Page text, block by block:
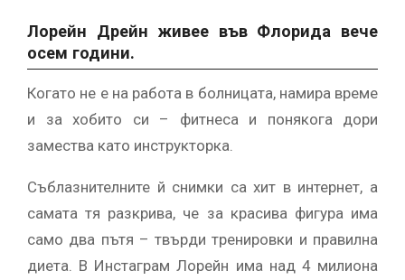
Лорейн Дрейн живее във Флорида вече
осем години.
Когато не е на работа в болницата, намира време
и за хобито си – фитнеса и понякога дори
замества като инструкторка.
Съблазнителните й снимки са хит в интернет, а
самата тя разкрива, че за красива фигура има
само два пътя – твърди тренировки и правилна
диета. В Инстаграм Лорейн има над 4 милиона